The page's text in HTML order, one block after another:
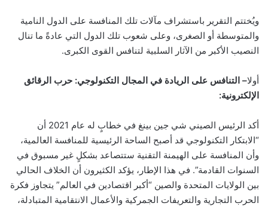
ويُختتم التقرير باستشراف مآلات تلك المنافسة على الدول النامية
والمتوسطة أو الصغرى، وعلى شعوب تلك الدول التي عادةً ما تنال
النصيب الأكبر من الآثار السلبية لتنافس القوى الكبرى.
أولا– التنافس على الريادة في المجال التكنولوجي: حرب الرقائق
الإلكترونية:
أكد الرئيس الصيني شي جين بينغ في خطابٍ له عام 2021 أن
“الابتكار التكنولوجي قد أصبح الساحة الرئيسية للمنافسة العالمية،
وأن المنافسة على الهيمنة التقنية ستتصاعد بشكلٍ غير مسبوق في
السنوات القادمة”. في هذا الإطار، يؤكد الكثيرون أن الخلاف الحالي
بين الولايات المتحدة والصين “أكبر اقتصادين في العالم” يتجاوز فكرة
الحرب التجارية والتعريفات الجمركية والأعمال الانتقامية المتبادلة،